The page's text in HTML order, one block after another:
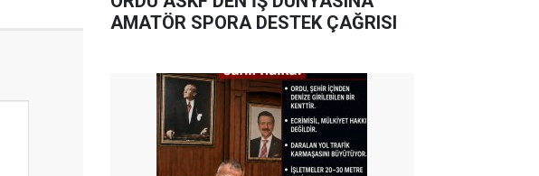
AMATÖR SPORA DESTEK ÇAĞRISI